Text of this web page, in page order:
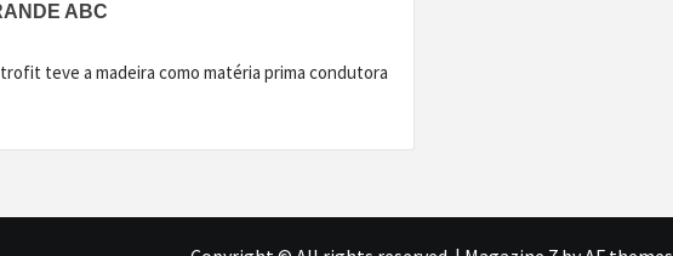
ABC
teve a madeira como matéria prima condutora